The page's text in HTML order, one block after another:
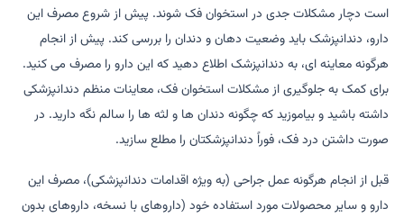
است دچار مشکلات جدی در استخوان فک شوند. پیش از شروع مصرف این
دارو، دندانپزشک باید وضعیت دهان و دندان را بررسی کند. پیش از انجام
هرگونه معاینه ای، به دندانپزشک اطلاع دهید که این دارو را مصرف می کنید.
برای کمک به جلوگیری از مشکلات استخوان فک، معاینات منظم دندانپزشکی
داشته باشید و بیاموزید که چگونه دندان ها و لثه ها را سالم نگه دارید. در
صورت داشتن درد فک، فوراً دندانپزشکتان را مطلع سازید.
قبل از انجام هرگونه عمل جراحی (به ویژه اقدامات دندانپزشکی)، مصرف این
دارو و سایر محصولات مورد استفاده خود (داروهای با نسخه، داروهای بدون